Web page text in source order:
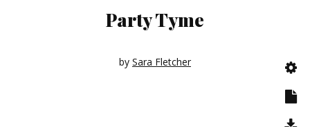
Party Tyme
by Sara Fletcher